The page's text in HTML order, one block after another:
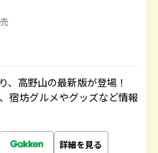
、高野山の最新版が登場！
宿坊グルメやグッズなど情報
詳細を見る